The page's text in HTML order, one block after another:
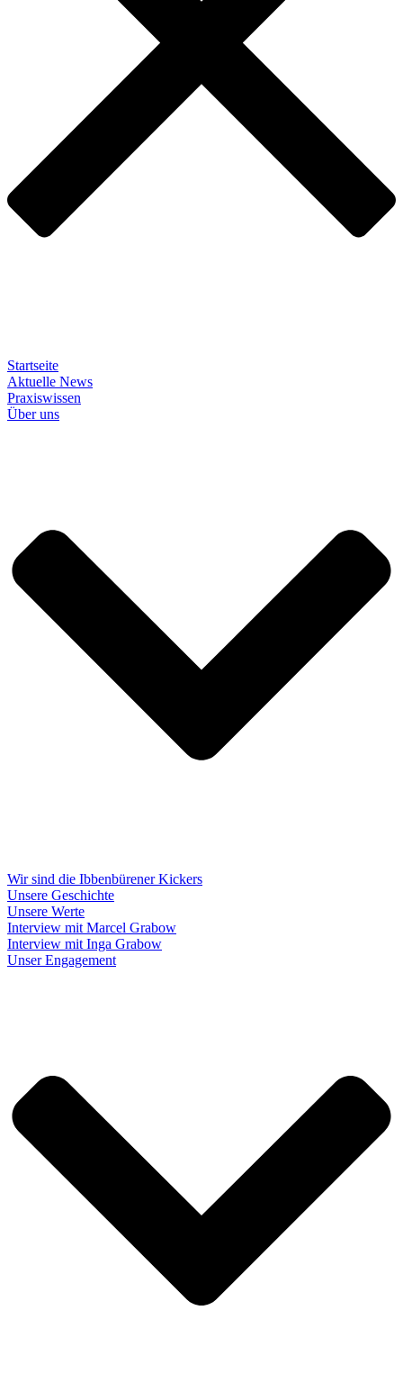
Startseite
Aktuelle News
Praxiswissen
Über uns
Wir sind die Ibbenbürener Kickers
Unsere Geschichte
Unsere Werte
Interview mit Marcel Grabow
Interview mit Inga Grabow
Unser Engagement